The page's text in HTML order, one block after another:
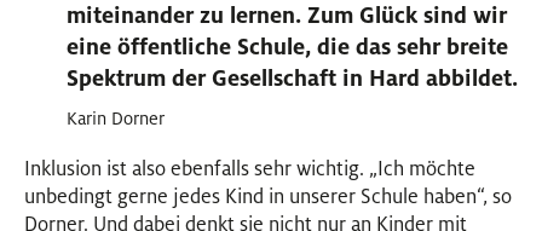
miteinander zu lernen. Zum Glück sind wir
eine öffentliche Schule, die das sehr breite
Spektrum der Gesellschaft in Hard abbildet.
Karin Dorner
Inklusion ist also ebenfalls sehr wichtig. „Ich möchte
unbedingt gerne jedes Kind in unserer Schule haben“, so
Dorner. Und dabei denkt sie nicht nur an Kinder mit